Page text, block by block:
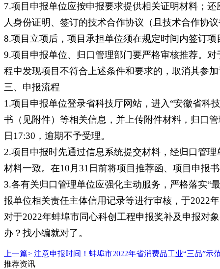
7.项目申报单位应按申报要求提供相关证明材料；
人身份证明、签订的技术合作协议（且技术合作协
8.项目立项后，项目承担单位须在规定时间内签订项
9.项目申报单位、归口管理部门要严格审核推荐。
程中发现项目不符合上述条件和要求的，取消其参
三、申报流程
1.项目申报单位登录省科技厅网站，进入“安徽省
书（见附件）等相关信息，并上传附件材料，归口
日17:30，逾期不予受理。
2.项目申报时先通过信息系统提交材料，经归口管
材料一致。在10月31日前将项目推荐函、项目申报
3.各有关归口管理单位应强化主动服务，严格落实“
报单位相关责任主体信用记录等进行审核，于2022
对于2022年蚌埠市同心科创工程申报奖补及申报对
办？找小编就对了。
上一篇> 注意申报时间！蚌埠市2022年省消费品工业“三品”示
推荐资讯